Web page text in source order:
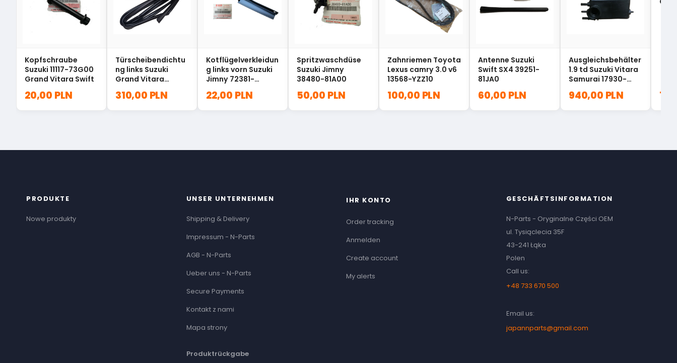
Kopfschraube
Suzuki 11117-73G00
Grand Vitara Swift
20,00 PLN
Türscheibendichtu
ng links Suzuki
Grand Vitara
310,00 PLN
Kotflügelverkleidun
g links vorn Suzuki
Jimny 72381-
22,00 PLN
Spritzwaschdüse
Suzuki Jimny
38480-81A00
50,00 PLN
Zahnriemen Toyota
Lexus camry 3.0 v6
13568-YZZ10
100,00 PLN
Antenne Suzuki
Swift SX4 39251-
81JA0
60,00 PLN
Ausgleichsbehälter
1.9 td Suzuki Vitara
Samurai 17930-
940,00 PLN
PRODUKTE
Nowe produkty
UNSER UNTERNEHMEN
Shipping & Delivery
Impressum - N-Parts
AGB - N-Parts
Ueber uns - N-Parts
Secure Payments
Kontakt z nami
Mapa strony
Produktrückgabe
IHR KONTO
Order tracking
Anmelden
Create account
My alerts
GESCHÄFTSINFORMATION
N-Parts - Oryginalne Części OEM
ul. Tysiąclecia 35F
43-241 Łąka
Polen
Call us:
+48 733 670 500
Email us:
japannparts@gmail.com